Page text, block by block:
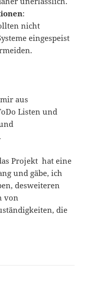
:
nicht
eingespeist
aus
Listen und
Projekt hat eine
und gäbe, ich
desweiteren
von
die